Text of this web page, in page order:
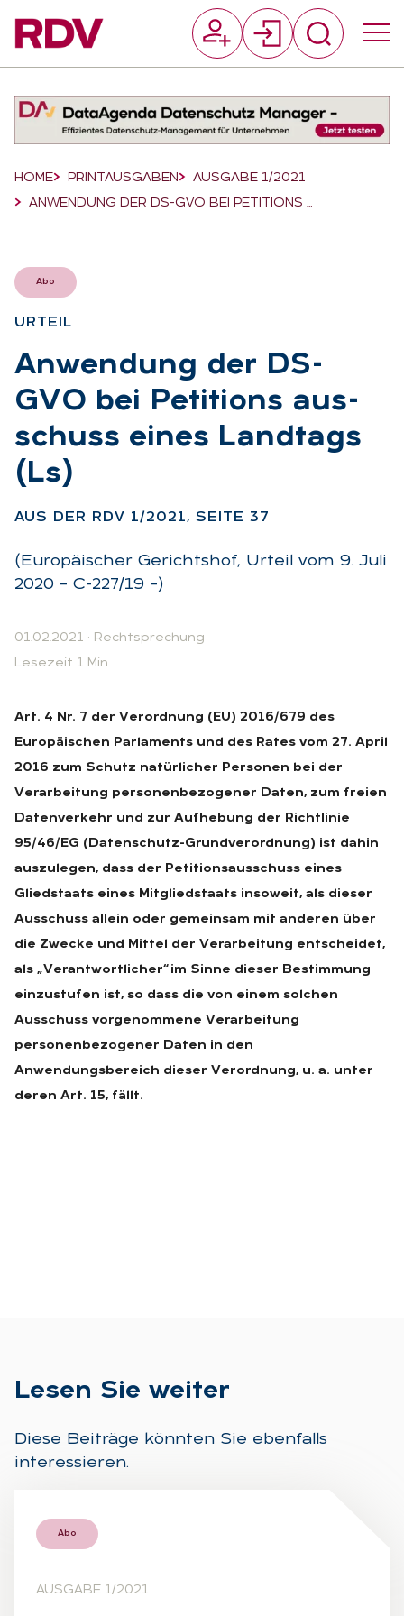
Breadcrumb-Navigation
HOME PRINTAUSGABEN
AUSGABE 1/2021
ANWENDUNG DER DS-GVO BEI PETITIONS …
Abo
UR­TEIL
:
An­wen­dung der DS-
GVO bei Pe­ti­ti­ons aus­
schuss ei­nes Land­tags
(Ls)
AUS DER RDV 1/2021, SEI­TE 37
(Europäischer Gerichtshof, Urteil vom 9. Juli
2020 – C-227/19 –)
01.02.2021 · Rechtsprechung
Lesezeit 1 Min.
Art. 4 Nr. 7 der Verordnung (EU) 2016/679 des
Europäischen Parlaments und des Rates vom 27. April
2016 zum Schutz natürlicher Personen bei der
Verarbeitung personenbezogener Daten, zum freien
Datenverkehr und zur Aufhebung der Richtlinie
95/46/EG (Datenschutz-Grundverordnung) ist dahin
auszulegen, dass der Petitionsausschuss eines
Gliedstaats eines Mitgliedstaats insoweit, als dieser
Ausschuss allein oder gemeinsam mit anderen über
die Zwecke und Mittel der Verarbeitung entscheidet,
als „Verantwortlicher“ im Sinne dieser Bestimmung
einzustufen ist, so dass die von einem solchen
Ausschuss vorgenommene Verarbeitung
personenbezogener Daten in den
Anwendungsbereich dieser Verordnung, u. a. unter
deren Art. 15, fällt.
Le­sen Sie wei­ter
Diese Beiträge könnten Sie ebenfalls
interessieren.
Abo
AUSGABE 1/2021